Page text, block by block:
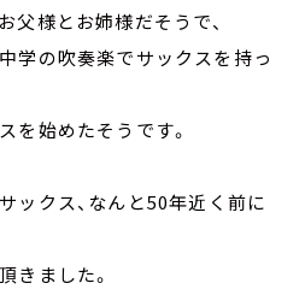
父様とお姉様だそうで、
学の吹奏楽でサックスを持っ
を始めたそうです。
ックス、なんと50年近く前に
きました。